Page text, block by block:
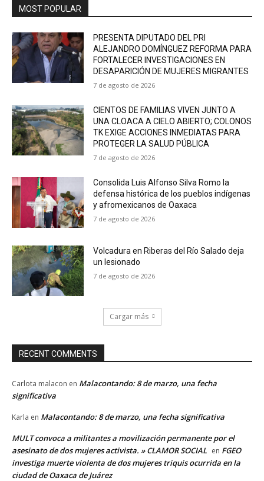
MOST POPULAR
PRESENTA DIPUTADO DEL PRI
ALEJANDRO DOMÍNGUEZ REFORMA PARA
FORTALECER INVESTIGACIONES EN
DESAPARICIÓN DE MUJERES MIGRANTES
7 de agosto de 2026
CIENTOS DE FAMILIAS VIVEN JUNTO A
UNA CLOACA A CIELO ABIERTO; COLONOS
TK EXIGE ACCIONES INMEDIATAS PARA
PROTEGER LA SALUD PÚBLICA
7 de agosto de 2026
Consolida Luis Alfonso Silva Romo la
defensa histórica de los pueblos indígenas
y afromexicanos de Oaxaca
7 de agosto de 2026
Volcadura en Riberas del Río Salado deja
un lesionado
7 de agosto de 2026
Cargar más
RECENT COMMENTS
Carlota malacon en Malacontando: 8 de marzo, una fecha
significativa
Karla en Malacontando: 8 de marzo, una fecha significativa
MULT convoca a militantes a movilización permanente por el
asesinato de dos mujeres activista. » CLAMOR SOCIAL en FGEO
investiga muerte violenta de dos mujeres triquis ocurrida en la
ciudad de Oaxaca de Juárez